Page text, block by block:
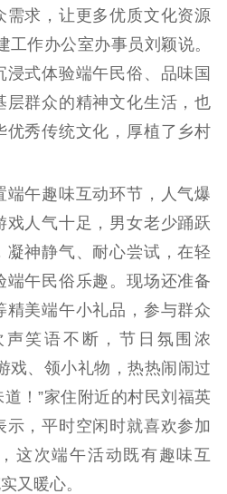
关党建
化人才
职称评审
据资源
共服务
闻出版
务服务
作品著作权
登记服务
库服务
理平台
文艺创作
服务管理
字出版
读服务
新闻发布工作备
案管理系统
论宣讲
共享平台
政工继续教育学
习平台
业务申报系统
需求，让更多优质文化资源
工作办公室办事员刘颖说。
式体验端午民俗、品味国
层群众的精神文化生活，也
优秀传统文化，厚植了乡村
午趣味互动环节，人气爆
戏人气十足，男女老少踊跃
凝神静气、耐心尝试，在轻
端午民俗乐趣。现场还准备
精美端午小礼品，参与群众
笑语不断，节日氛围浓
戏、领小礼物，热热闹闹过
！”家住附近的村民刘福英
，平时空闲时就喜欢参加
这次端午活动既有趣味互
又暖心。